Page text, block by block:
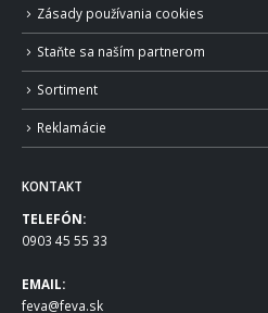
Zásady používania cookies
Staňte sa naším partnerom
Sortiment
Reklamácie
KONTAKT
TELEFÓN:
0903 45 55 33
EMAIL:
feva@feva.sk